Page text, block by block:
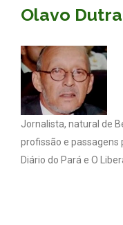
Olavo Dutra
Jornalista, natural de
profissão e passagens
Diário do Pará e O